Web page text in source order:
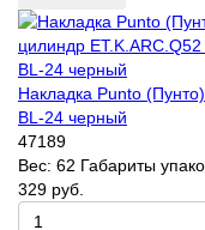
Накладка Punto
BL-24 черный
47189
Вес: 62 Габариты
329 руб.